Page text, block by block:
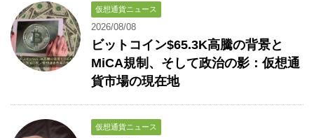
仮想通貨ニュース
2026/08/08
ビットコイン$65.3K高騰の背景と
MiCA規制、そして政治の影：仮想通
貨市場の現在地
仮想通貨ニュース